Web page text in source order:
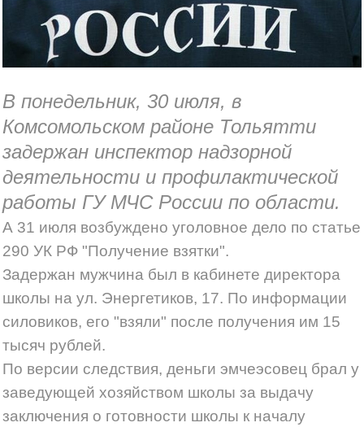
Фигурировавшего в уголовном деле чиновника мэрии
оштрафовали за игнорирование
Электроснабжение стадиона «Самара Арена»
восстановили
У Войтенко нет денег на баян
За два дня до матча с "Анжи" стадион «Самара Арена»
отключили от электричества?
Маршем против пенсионной реформы пойдут по
центру Самары сторонники Навального
В понедельник, 30 июля, в
Комсомольском районе Тольятти
задержан инспектор надзорной
деятельности и профилактической
работы ГУ МЧС России по области.
А 31 июля возбуждено уголовное дело по статье
290 УК РФ "Получение взятки".
Задержан мужчина был в кабинете директора
школы на ул. Энергетиков, 17. По информации
силовиков, его "взяли" после получения им 15
тысяч рублей.
По версии следствия, деньги эмчеэсовец брал у
заведующей хозяйством школы за выдачу
заключения о готовности школы к началу